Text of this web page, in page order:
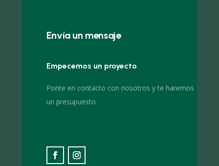
Envía un mensaje
Empecemos un proyecto
Ponte en contacto con nosotros y te haremos
un presupuesto